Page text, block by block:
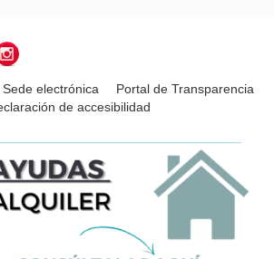
Sede electrónica
Portal de Transparencia
de accesibilidad